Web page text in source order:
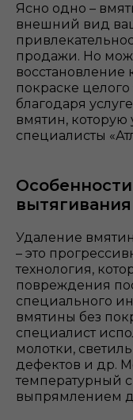
Ясно одно –
внешний вид
продажи. Но
восстановление
покраске целого
благодаря
вмятин,
специалисты
Удаление
– это
технология,
повреждения
специального
вмятины без
специалист
молотки,
дефектов и др.
температурный
выпрямлением